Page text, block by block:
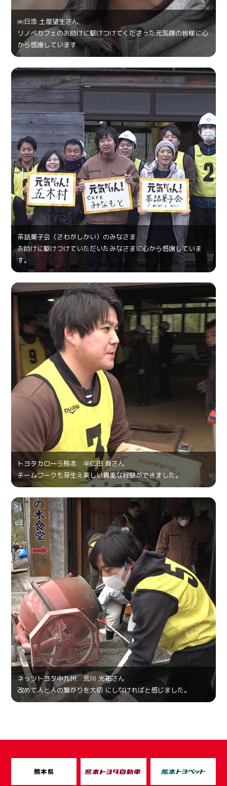
㈱日添 土屋望生さん
リノベカフェのお助けに駆けつけてくださった元気隊の皆様に心
から感謝しています
茶話菓⼦会（さわがしかい）のみなさま
お助けに駆けつけていただいたみなさまに心から感謝していま
す。
トヨタカローラ熊本 半仁田 真さん
チームワークも芽生え楽しい貴重な経験ができました。
ネッツトヨタ中九州 荒川 光祐さん
改めて人と人の繋がりを大切 にしなければと感じました。